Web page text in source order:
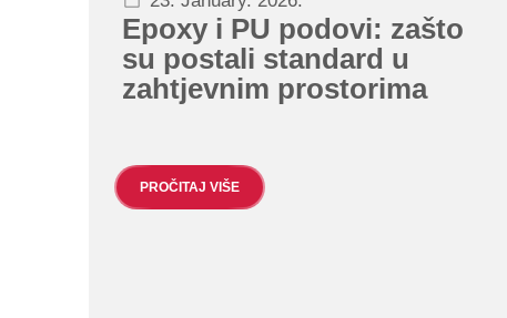
Epoxy i PU podovi: zašto
su postali standard u
zahtjevnim prostorima
PROČITAJ VIŠE